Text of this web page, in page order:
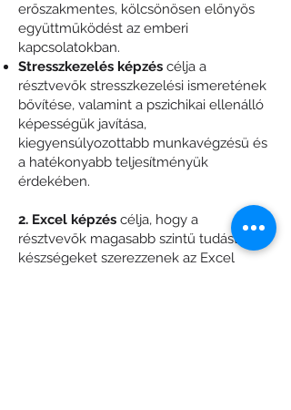
erőszakmentes, kölcsönösen előnyös
együttműködést az emberi
kapcsolatokban.
Stresszkezelés képzés célja a
résztvevők stresszkezelési ismeretének
bővítése, valamint a pszichikai ellenálló
képességük javítása,
kiegyensúlyozottabb munkavégzésü és
a hatékonyabb teljesítményük
érdekében.
2. Excel képzés célja, hogy a
résztvevők magasabb szintű tudást és
készségeket szerezzenek az Excel